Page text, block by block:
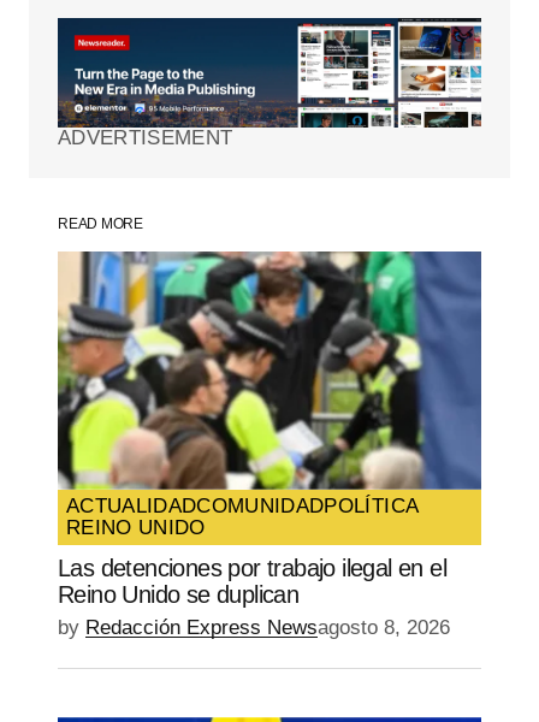
Tu dirección de correo electrónico no será
Los campos obligatorios están
marcados con*
Your Name*
Your E-mail
Guarda mi nombre, correo electrónico y
web en este navegador para la próxima
vez que comente.
SUBMIT COMMENT
ADVERTISEMENT
READ MORE
ACTUALIDADCOMUNIDADPOLÍTICA
REINO UNIDO
Las detenciones por trabajo ilegal en el
Reino Unido se duplican
by Redacción Express Newsagosto 8, 2026